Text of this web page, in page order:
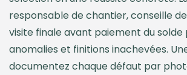
responsable de chantier, conseille
visite finale avant paiement du
anomalies et finitions inachevées.
documentez chaque défaut par